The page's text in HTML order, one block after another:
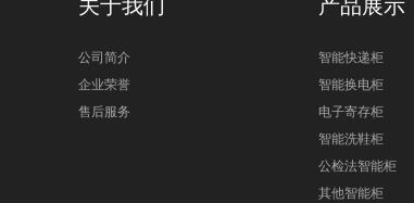
关于我们
公司简介
企业荣誉
售后服务
产品展示
智能快递柜
智能换电柜
电子寄存柜
智能洗鞋柜
公检法智能柜
其他智能柜